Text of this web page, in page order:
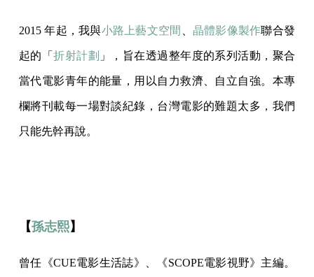
2015 年起，我與小路上藝文空間 晶體影像製作聯合發
起的「折射計劃 」，旨在透過整年度的系列活動，聚合
當代電影青年的能量，用以自力救濟、自立自強。本專
欄將刊載每一場對談紀錄，台灣電影的難題太多，我們
只能先幹再說。
【孫志熙】
曾任《CUE電影生活誌》、《SCOPE電影視野》主編。